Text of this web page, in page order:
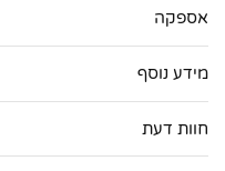
אספקה
מידע נוסף
חוות דעת